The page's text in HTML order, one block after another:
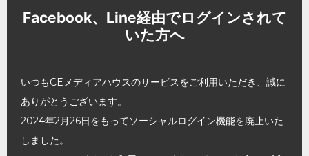
Facebook、Line経由でログインされて
いた方へ
いつもCEメディアハウスのサービスをご利用いただき、誠に
ありがとうございます。
2024年2月26日をもってソーシャルログイン機能を廃止いた
しました。